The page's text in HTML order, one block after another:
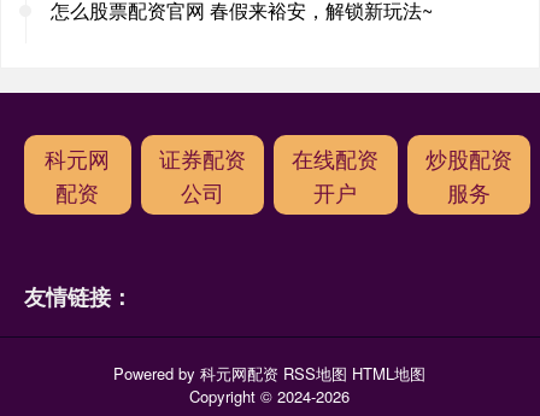
怎么股票配资官网 春假来裕安，解锁新玩法~
科元网
配资
证券配资
公司
在线配资
开户
炒股配资
服务
友情链接：
Powered by科元网配资 RSS地图 HTML地图
Copyright© 2024-2026